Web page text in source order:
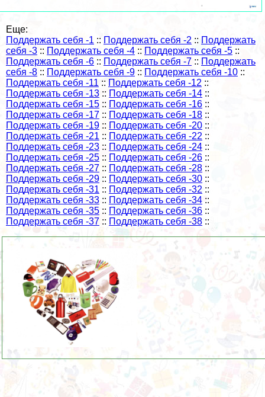
Еще:
Поддержать себя -1 :: Поддержать себя -2 :: Поддержать
себя -3 :: Поддержать себя -4 :: Поддержать себя -5 ::
Поддержать себя -6 :: Поддержать себя -7 :: Поддержать
себя -8 :: Поддержать себя -9 :: Поддержать себя -10 ::
Поддержать себя -11 :: Поддержать себя -12 ::
Поддержать себя -13 :: Поддержать себя -14 ::
Поддержать себя -15 :: Поддержать себя -16 ::
Поддержать себя -17 :: Поддержать себя -18 ::
Поддержать себя -19 :: Поддержать себя -20 ::
Поддержать себя -21 :: Поддержать себя -22 ::
Поддержать себя -23 :: Поддержать себя -24 ::
Поддержать себя -25 :: Поддержать себя -26 ::
Поддержать себя -27 :: Поддержать себя -28 ::
Поддержать себя -29 :: Поддержать себя -30 ::
Поддержать себя -31 :: Поддержать себя -32 ::
Поддержать себя -33 :: Поддержать себя -34 ::
Поддержать себя -35 :: Поддержать себя -36 ::
Поддержать себя -37 :: Поддержать себя -38 ::